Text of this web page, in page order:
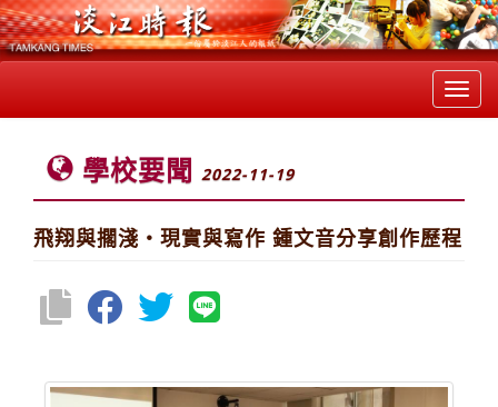
學校要聞 2022-11-19
飛翔與擱淺‧現實與寫作 鍾文音分享創作歷程